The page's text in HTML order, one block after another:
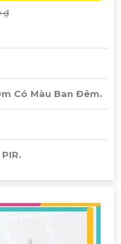
₫
Có Màu Ban Đêm.